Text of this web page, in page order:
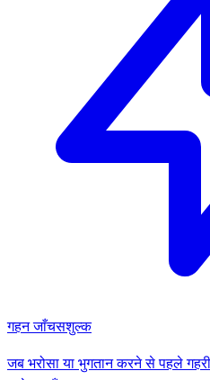
गहन जाँचसशुल्क
जब भरोसा या भुगतान करने से पहले